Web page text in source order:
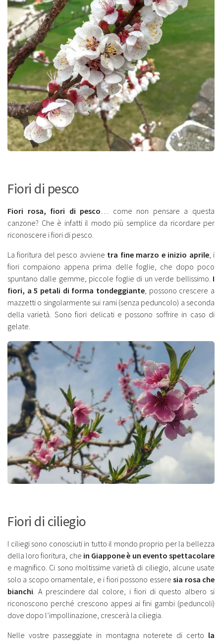
Fiori di pesco
Fiori rosa, fiori di pesco … come non pensare a questa
canzone? Che è infatti il modo più semplice da ricordare per
riconoscere i fiori di pesco.
La fioritura del pesco avviene tra fine marzo e inizio aprile, i
fiori compaiono appena prima delle foglie, che dopo poco
spuntano dalle gemme, piccole foglie di un verde bellissimo. I
fiori, a 5 petali di forma tondeggiante , possono crescere a
mazzetti o singolarmente sui rami (senza peduncolo) a seconda
della varietà. Sono fiori delicati e possono soffrire in caso di
gelate.
Fiori di ciliegio
I ciliegi sono conosciuti in tutto il mondo proprio per la bellezza
della loro fioritura, che in Giappone è un evento spettacolare
e magnifico. Ci sono moltissime varietà di ciliegio, alcune usate
solo a scopo ornamentale, e i fiori possono esseresia rosa che
bianchi . A prescindere dal colore, i fiori di questo albero si
riconoscono perché crescono appesi ai fini gambi (peduncoli)
dove dopo l’impollinazione, crescerà la ciliegia.
Nelle vostre passeggiate in montagna noterete di certo la